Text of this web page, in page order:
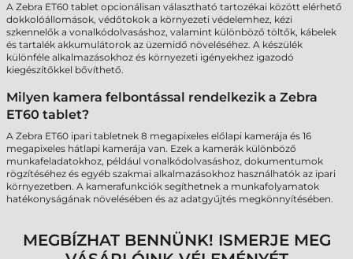
A Zebra ET60 tablet opcionálisan választható tartozékai között elérhető
dokkolóállomások, védőtokok a környezeti védelemhez, kézi
szkennelők a vonalkódolvasáshoz, valamint különböző töltők, kábelek
és tartalék akkumulátorok az üzemidő növeléséhez. A készülék
különféle alkalmazásokhoz és környezeti igényekhez igazodó
kiegészítőkkel bővíthető.
Milyen kamera felbontással rendelkezik a Zebra
ET60 tablet?
A Zebra ET60 ipari tabletnek 8 megapixeles előlapi kamerája és 16
megapixeles hátlapi kamerája van. Ezek a kamerák különböző
munkafeladatokhoz, például vonalkódolvasáshoz, dokumentumok
rögzítéséhez és egyéb szakmai alkalmazásokhoz használhatók az ipari
környezetben. A kamerafunkciók segíthetnek a munkafolyamatok
hatékonyságának növelésében és az adatgyűjtés megkönnyítésében.
MEGBÍZHAT BENNÜNK! ISMERJE MEG